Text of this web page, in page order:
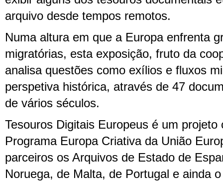
arquivo desde tempos remotos.
Numa altura em que a Europa enfrenta
migratórias, esta exposição, fruto da
analisa questões como exílios e fluxos
perspetiva histórica, através de 47
de vários séculos.
Tesouros Digitais Europeus é um projeto
Programa Europa Criativa da União
parceiros os Arquivos de Estado de
Noruega, de Malta, de Portugal e ainda